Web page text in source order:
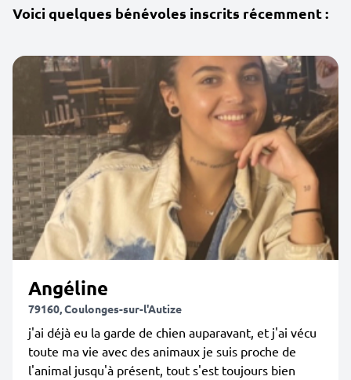
Voici quelques bénévoles inscrits récemment :
Angéline
79160, Coulonges-sur-l'Autize
j'ai déjà eu la garde de chien auparavant, et j'ai vécu
toute ma vie avec des animaux je suis proche de
l'animal jusqu'à présent, tout s'est toujours bien